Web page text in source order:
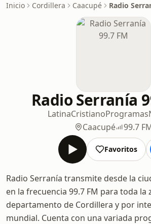
Inicio Cordillera Caacupé Radio
Radio Serranía
LatinaCristianoProgramas
Caacupé
99.7
Favoritos
Radio Serranía transmite desde la
en la frecuencia 99.7 FM para toda la
departamento de Cordillera y por
mundial. Cuenta con una variada